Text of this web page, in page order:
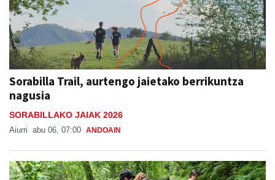
Sorabilla Trail, aurtengo jaietako berrikuntza
nagusia
SORABILLAKO JAIAK 2026
Aiurri abu 06, 07:00 ANDOAIN